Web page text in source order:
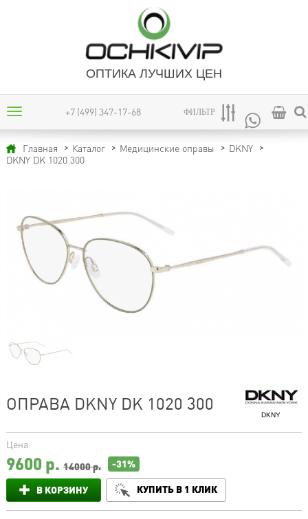
ОПТИКА ЛУЧШИХ ЦЕН
+7 (499) 347-17-68 ФИЛЬТР
Главная Каталог Медицинские оправы
DKNY
DKNY DK 1020 300
DKNY
ОПРАВА DKNY DK 1020 300
Цена:
9600р. 14000 р. -31%
В КОРЗИНУ КУПИТЬ В 1 КЛИК